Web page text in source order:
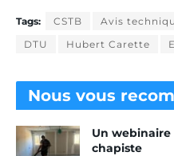
Tags: CSTB Avis
DTU
Hubert Carette
Nous vous
Un
chapiste